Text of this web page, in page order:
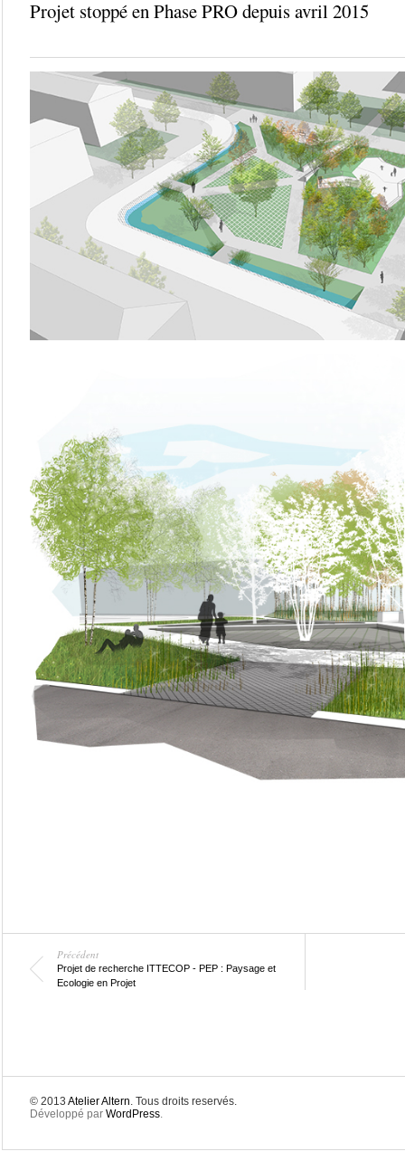
Projet stoppé en Phase PRO depuis avril 2015
Précédent
Projet de recherche ITTECOP - PEP : Paysage et
Ecologie en Projet
© 2013 Atelier Altern . Tous droits reservés.
Développé par WordPress.